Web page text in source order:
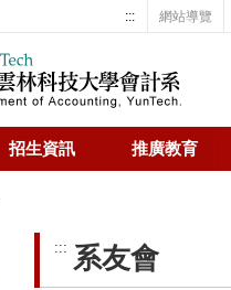
網站導覽
:::
招生資訊 推廣教育
::: 系友會